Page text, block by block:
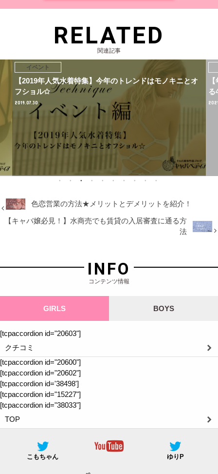
RELATED
関連記事
イベント
【2019年人気水着特集】今年のトレンドはモノキニとオ
フショル✩
2019.07.30
る
色恋営業の方法★メリットとデメリットを紹介！
【キャバ嬢必見！】水商売でも賃貸の入居審査に通る方
法
INFO
コンテンツ情報
GIRLS BOYS
[tcpaccordion id="20603"]
クチコミ
[tcpaccordion id="20600"]
[tcpaccordion id="20602"]
[tcpaccordion id='38498']
[tcpaccordion id="15227"]
[tcpaccordion id="38033"]
TOP
こもちゃん ゆりP